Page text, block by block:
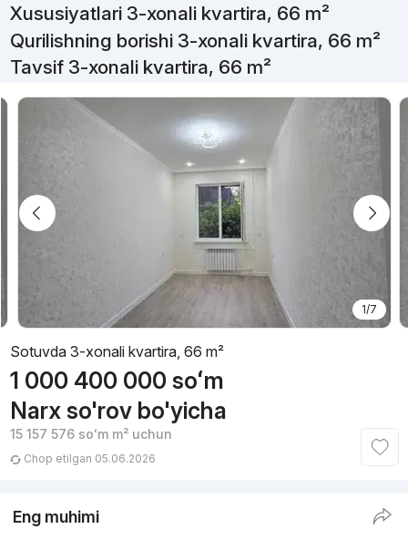
Xususiyatlari 3-xonali kvartira, 66 m²
Qurilishning borishi 3-xonali kvartira, 66 m²
Tavsif 3-xonali kvartira, 66 m²
1/7
Sotuvda 3-xonali kvartira, 66 m²
1 000 400 000 soʻm
Narx so'rov bo'yicha
15 157 576 soʻmm² uchun
Chop etilgan 05.06.2026
Eng muhimi